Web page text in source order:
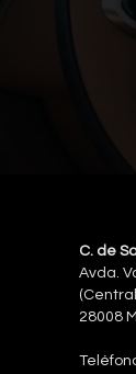
C. de
Avda.
28008